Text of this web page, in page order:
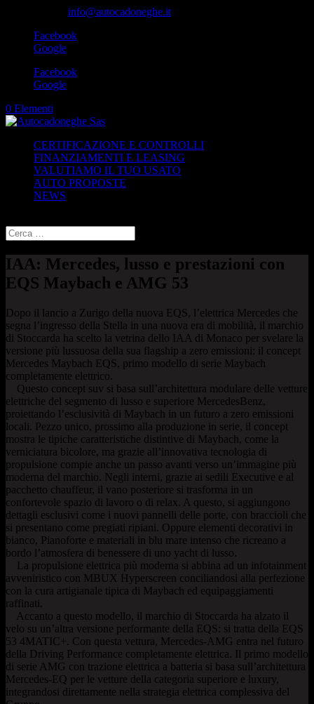
info@autocadoneghe.it
Facebook
Google
Facebook
Google
0 Elementi
CERTIFICAZIONE E CONTROLLI
FINANZIAMENTI E LEASING
VALUTIAMO IL TUO USATO
AUTO PROPOSTE
NEWS
IAA: Mercedes, lusso e prestazioni con
EQS Maybach e AMG 53
Dopo il lancio a Zurigo della nuova EQS, l’elettrica Mercedes che
segna l’ingresso della Stella in una nuova era di mobilità, il marchio
di Stoccarda ha scelto la vetrina dello IAA di Monaco per svelare la
versione più lussuosa della sua flagship a zero emissioni: il concept
Mercedes Maybach EQS, primo modello di serie Maybach
completamente elettrico.
Questo concept suv si basa sull’architettura modulare delle vetture
elettriche del segmento di lusso e superiore MercedesBenz,
proiettando l’esclusività di Maybach in un futuro a zero emissioni
locali. Pezzo unico, prossimo alla produzione in serie, il concept
mostra le tipiche caratteristiche distintive di Maybach, come la
verniciatura bicolore, ma grazie all’innovativa tecnologia di
propulsione compie anche un passo avanti verso un’immagine più
moderna del marchio. Negli interni, grazie ai sedili Executive e al
pacchetto chauffeur, il vano posteriore si trasforma in un
confortevole spazio di lavoro o di relax. A questo, si aggiungono
dettagli esclusivi come i nuovi pannelli delle porte, con braccioli che
si presentano come pregiati ripiani. Oppure elementi decorativi in
bianco, Pianoforte e materiali in blu mare intenso che ricreano a
bordo l’atmosfera di benessere di uno yacht di lusso.
La propulsione elettrica più moderna si abbina ad un infotainment
avveniristico con MBUX Hyperscreen conciliandosi alla perfezione
con la cura artigianale tipica di Maybach ed equipaggiamenti
raffinati.
Accanto a questo modello, il marchio di Stoccarda ha alzato il
velo su un’altra versione performante della EQS: si tratta della EQS
53 4MATIC+. Con questa vettura, Mercedes-AMG entra nel futuro
della Driving Performance completamente elettrica. Il primo modello
di serie AMG con trazione elettrica a batteria si basa sull’architettura
Mercedes-EQ per le vetture della categoria superiore e luxury,
integrandosi direttamente nella strategia elettrica complessiva del